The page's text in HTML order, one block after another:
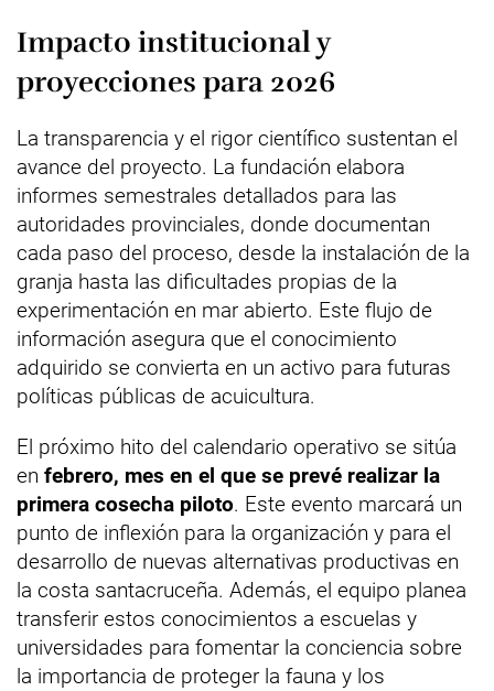
Impacto institucional y
proyecciones para 2026
La transparencia y el rigor científico sustentan el
avance del proyecto. La fundación elabora
informes semestrales detallados para las
autoridades provinciales, donde documentan
cada paso del proceso, desde la instalación de la
granja hasta las dificultades propias de la
experimentación en mar abierto. Este flujo de
información asegura que el conocimiento
adquirido se convierta en un activo para futuras
políticas públicas de acuicultura.
El próximo hito del calendario operativo se sitúa
en febrero, mes en el que se prevé realizar la
primera cosecha piloto. Este evento marcará un
punto de inflexión para la organización y para el
desarrollo de nuevas alternativas productivas en
la costa santacruceña. Además, el equipo planea
transferir estos conocimientos a escuelas y
universidades para fomentar la conciencia sobre
la importancia de proteger la fauna y los